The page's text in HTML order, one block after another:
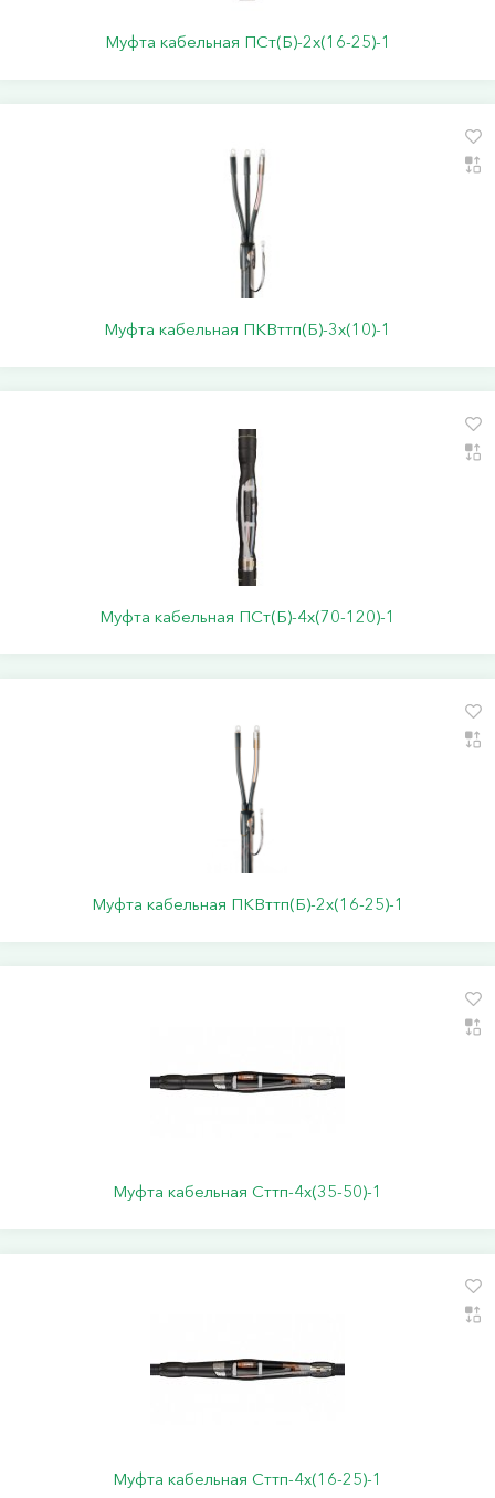
Муфта кабельная ПСт(Б)-2х(16-25)-1
Муфта кабельная ПКВттп(Б)-3х(10)-1
Муфта кабельная ПСт(Б)-4х(70-120)-1
Муфта кабельная ПКВттп(Б)-2х(16-25)-1
Муфта кабельная Сттп-4х(35-50)-1
Муфта кабельная Сттп-4х(16-25)-1